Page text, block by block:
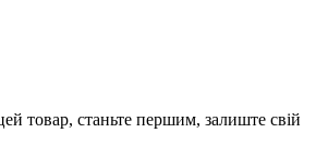
товар, станьте першим, залиште свій